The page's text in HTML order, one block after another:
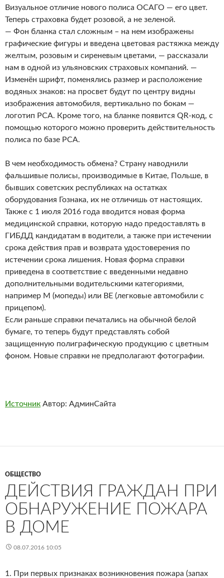
Визуальное отличие нового полиса ОСАГО — его цвет.
Теперь страховка будет розовой, а не зеленой.
— Фон бланка стал сложным – на нем изображены
графические фигуры и введена цветовая растяжка между
желтым, розовым и сиреневым цветами, — рассказали
нам в одной из ульяновских страховых компаний. —
Изменён шрифт, поменялись размер и расположение
водяных знаков: на просвет будут по центру видны
изображения автомобиля, вертикально по бокам —
логотип РСА. Кроме того, на бланке появится QR-код, с
помощью которого можно проверить действительность
полиса по базе РСА.
В чем необходимость обмена? Страну наводнили
фальшивые полисы, производимые в Китае, Польше, в
бывших советских республиках на остатках
оборудования Гознака, их не отличишь от настоящих.
Также с 1 июля 2016 года вводится новая форма
медицинской справки, которую надо предоставлять в
ГИБДД кандидатам в водители, а также при истечении
срока действия прав и возврата удостоверения по
истечении срока лишения. Новая форма справки
приведена в соответствие с введенными недавно
дополнительными водительскими категориями,
например М (мопеды) или ВЕ (легковые автомобили с
прицепом).
Если раньше справки печатались на обычной белой
бумаге, то теперь будут представлять собой
защищенную полиграфическую продукцию с цветным
фоном. Новые справки не предполагают фотографии.
Источник Автор: АдминСайта
ОБЩЕСТВО
ДЕЙСТВИЯ ГРАЖДАН ПРИ
ОБНАРУЖЕНИЕ ПОЖАРА
В ДОМЕ
08.07.2016 10:05
1. При первых признаках возникновения пожара (запах